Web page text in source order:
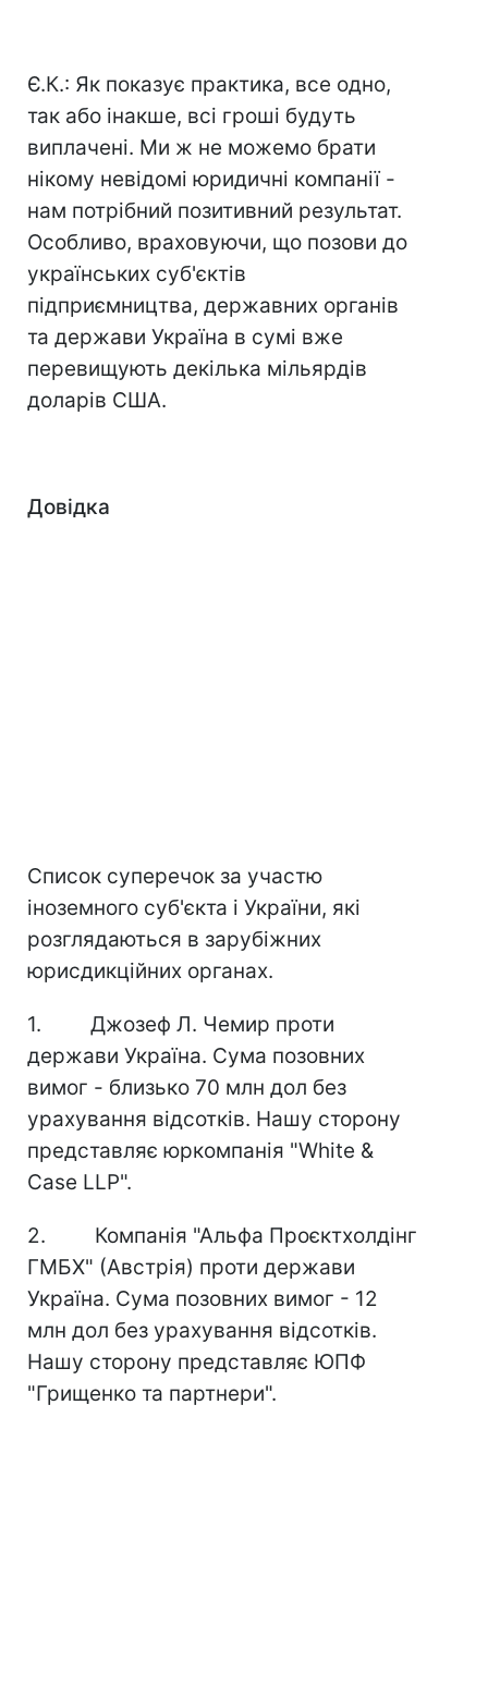
Є.К.: Як показує практика, все одно,
так або інакше, всі гроші будуть
виплачені. Ми ж не можемо брати
нікому невідомі юридичні компанії -
нам потрібний позитивний результат.
Особливо, враховуючи, що позови до
українських суб'єктів
підприємництва, державних органів
та держави Україна в сумі вже
перевищують декілька мільярдів
доларів США.
Довідка
Список суперечок за участю
іноземного суб'єкта і України, які
розглядаються в зарубіжних
юрисдикційних органах.
1. Джозеф Л. Чемир проти
держави Україна. Сума позовних
вимог - близько 70 млн дол без
урахування відсотків. Нашу сторону
представляє юркомпанія "White &
Case LLP".
2. Компанія "Альфа Проєктхолдінг
ГМБХ" (Австрія) проти держави
Україна. Сума позовних вимог - 12
млн дол без урахування відсотків.
Нашу сторону представляє ЮПФ
"Грищенко та партнери".